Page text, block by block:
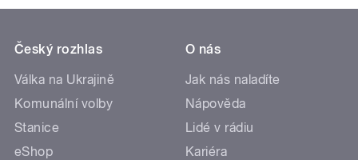
Český rozhlas
Válka na Ukrajině
Komunální volby
Stanice
eShop
O nás
Jak nás naladíte
Nápověda
Lidé v rádiu
Kariéra